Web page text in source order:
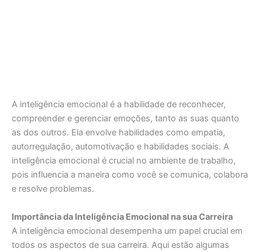
A inteligência emocional é a habilidade de reconhecer,
compreender e gerenciar emoções, tanto as suas quanto
as dos outros. Ela envolve habilidades como empatia,
autorregulação, automotivação e habilidades sociais. A
inteligência emocional é crucial no ambiente de trabalho,
pois influencia a maneira como você se comunica, colabora
e resolve problemas.
Importância da Inteligência Emocional na sua Carreira
A inteligência emocional desempenha um papel crucial em
todos os aspectos de sua carreira. Aqui estão algumas